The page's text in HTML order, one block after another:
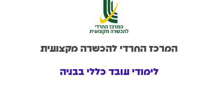
המרכז החרדי להכשרה מקצועית
לימודי עובד כללי בבניה